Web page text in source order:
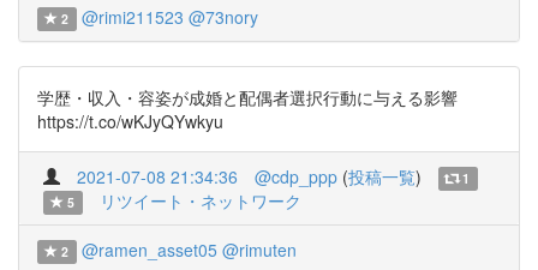
2 @rimi211523 @73nory
学歴・収入・容姿が成婚と配偶者選択行動に与える影響
https://t.co/wKJyQYwkyu
2021-07-08 21:34:36 @cdp_ppp (投稿一覧)
1
5
リツイート・ネットワーク
2 @ramen_asset05 @rimuten